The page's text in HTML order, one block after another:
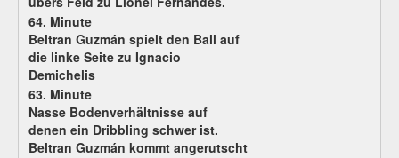
64. Minute
Beltran Guzmán spielt den Ball auf
die linke Seite zu Ignacio
Demichelis
63. Minute
Nasse Bodenverhältnisse auf
denen ein Dribbling schwer ist.
Beltran Guzmán kommt angerutscht